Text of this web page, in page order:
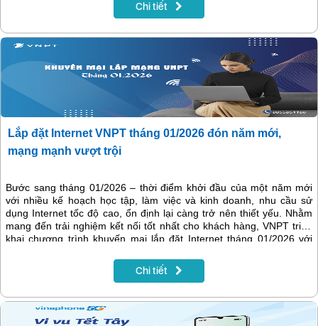
Chi tiết
Lắp đặt Internet VNPT tháng 01/2026 đón năm mới,
mạng mạnh vượt trội
Bước sang tháng 01/2026 – thời điểm khởi đầu của một năm mới
với nhiều kế hoạch học tập, làm việc và kinh doanh, nhu cầu sử
dụng Internet tốc độ cao, ổn định lại càng trở nên thiết yếu. Nhằm
mang đến trải nghiệm kết nối tốt nhất cho khách hàng, VNPT triển
khai chương trình khuyến mại lắp đặt Internet tháng 01/2026 với
khách hàng tiết kiệm chi phí mà vẫn tận hưởng đường truyền chất
Chi tiết